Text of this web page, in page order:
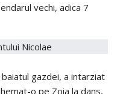
vechi, adica 7
gazdei, a intarziat
o pe Zoia la dans,